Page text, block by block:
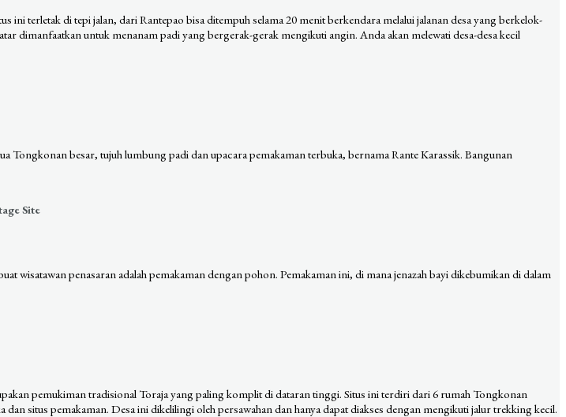
ini terletak di tepi jalan, dari Rantepao bisa ditempuh selama 20 menit berkendara melalui jalanan desa yang berkelok-
dimanfaatkan untuk menanam padi yang bergerak-gerak mengikuti angin. Anda akan melewati desa-desa kecil
Tongkonan besar, tujuh lumbung padi dan upacara pemakaman terbuka, bernama Rante Karassik. Bangunan
wisatawan penasaran adalah pemakaman dengan pohon. Pemakaman ini, di mana jenazah bayi dikebumikan di dalam
pemukiman tradisional Toraja yang paling komplit di dataran tinggi. Situs ini terdiri dari 6 rumah Tongkonan
situs pemakaman. Desa ini dikelilingi oleh persawahan dan hanya dapat diakses dengan mengikuti jalur trekking kecil.
Site